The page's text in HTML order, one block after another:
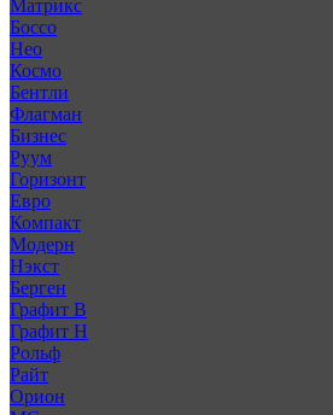
Матрикс
Боссо
Нео
Космо
Бентли
Флагман
Бизнес
Руум
Горизонт
Евро
Компакт
Модерн
Нэкст
Берген
Графит В
Графит Н
Рольф
Райт
Орион